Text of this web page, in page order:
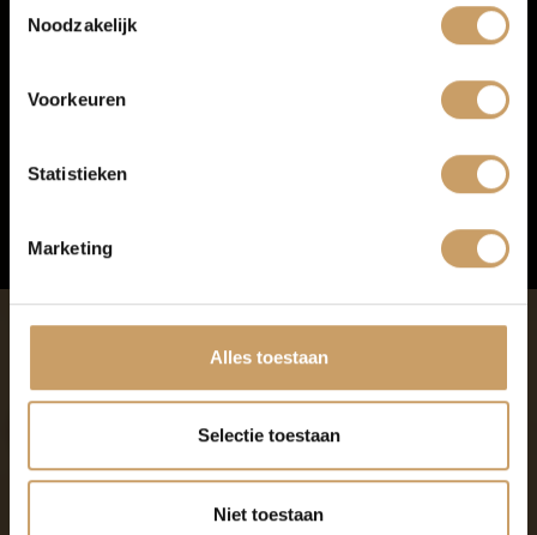
Noodzakelijk
Voorkeuren
Statistieken
Marketing
Alles toestaan
Selectie toestaan
Niet toestaan
Over Autobedrijf De Baaij
Afleverpakketten